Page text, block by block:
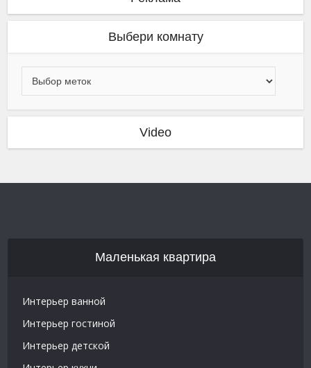
Выбери комнату
Video
Маленькая квартира
Интерьер ванной
Интерьер гостиной
Интерьер детской